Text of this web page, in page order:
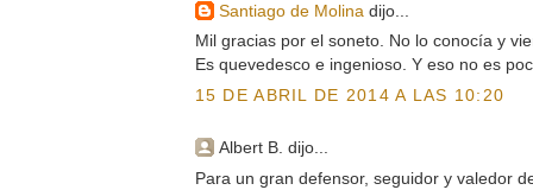
Santiago de Molina dijo...
Mil gracias por el soneto. No lo conocía y
Es quevedesco e ingenioso. Y eso no es
15 DE ABRIL DE 2014 A LAS 10:20
Albert B. dijo...
Para un gran defensor, seguidor y valedor